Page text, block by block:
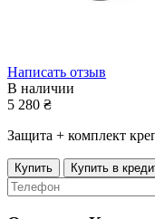
Написать отзыв
В наличии
5 280 ₴
Защита + комплект
Купить
Купить в